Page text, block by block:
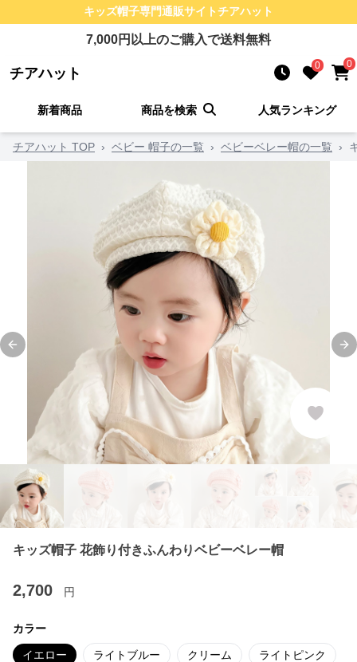
キッズ帽子専門通販サイトチアハット
7,000円以上のご購入で送料無料
チアハット 0 0
新着商品 商品を検索 人気ランキング
チアハット TOP › ベビー 帽子の一覧 › ベビーベレー帽の一覧 ›
Previous slide
キッズ帽子 花飾り付きふんわりベビーベレー帽
2,700 円
カラー
イエロー ライトブルー クリーム ライトピンク